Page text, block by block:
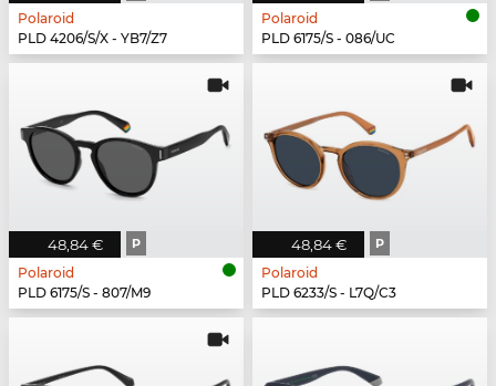
Polaroid
PLD 4206/S/X - YB7/Z7
Polaroid
PLD 6175/S - 086/UC
48,84 € P
Polaroid
PLD 6175/S - 807/M9
48,84 € P
Polaroid
PLD 6233/S - L7Q/C3